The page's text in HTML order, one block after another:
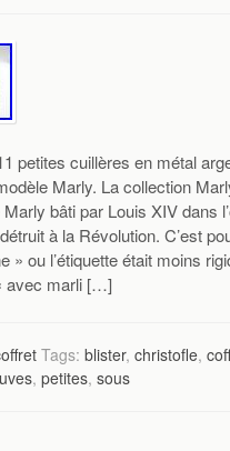
petites cuillères en métal
Marly. La collection
bâti par Louis XIV dans
à la Révolution. C’est
» ou l’étiquette était moins
avec marli […]
Tags:blister,christofle,
,petites,sous